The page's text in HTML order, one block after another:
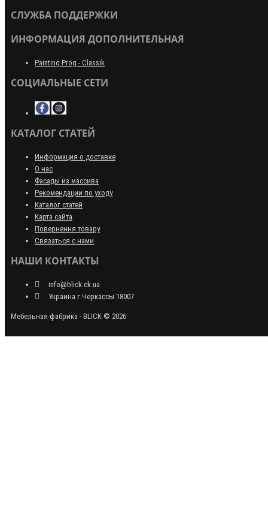
СЛУЖБА ПОДДЕРЖКИ
ИНФОРМАЦИЯ ДОПОЛНИТЕЛЬНАЯ
Painting Prog - Classik
СОЦИАЛЬНЫЕ СЕТИ
КАТАЛОГ СТАТЕЙ
Информация о доставке
О нас
Фасады из массива
Рекомендации по уходу
Каталог статей
Карта сайта
Повернення товару
Связаться с нами
НАШИ КОНТАКТЫ
info@blick.ck.ua
Украина г.Черкассы 18007
Мебельная фабрика - BLICK © 2026